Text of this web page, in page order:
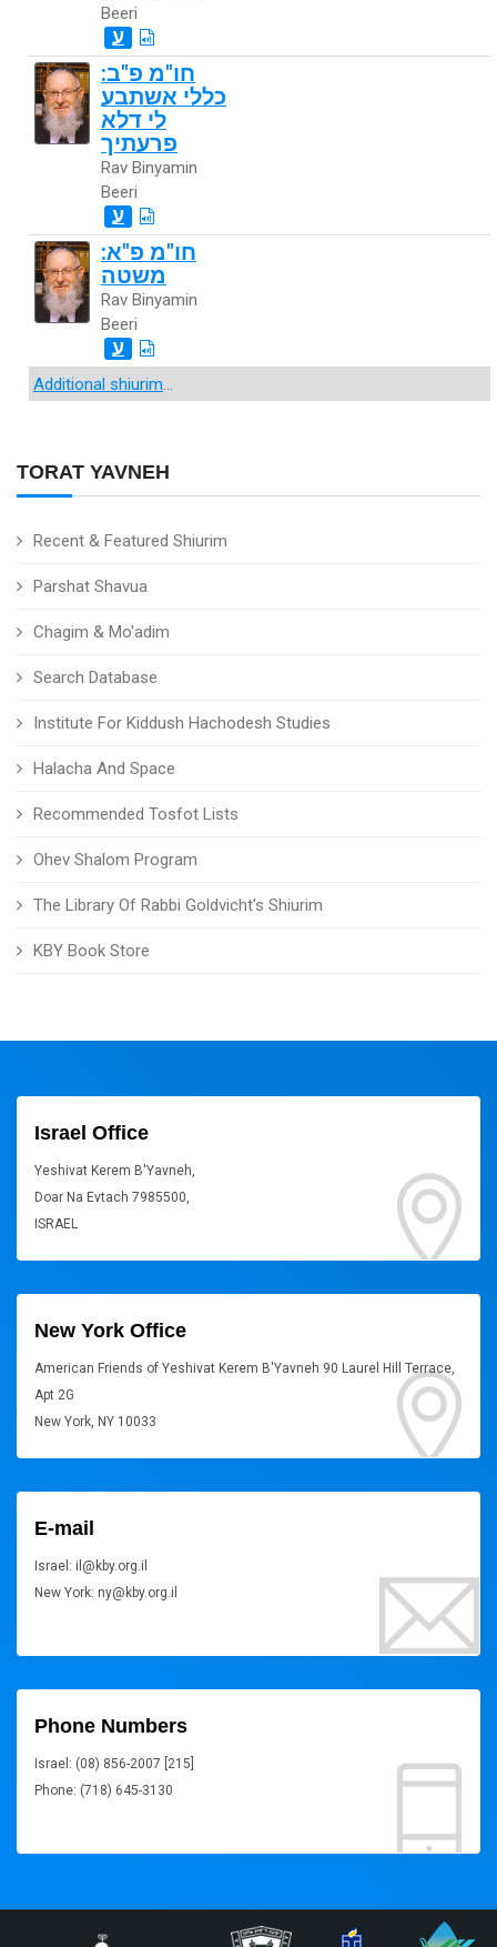
TORAT YAVNEH
Recent & Featured Shiurim
Parshat Shavua
Chagim & Mo'adim
Search Database
Institute For Kiddush Hachodesh Studies
Halacha And Space
Recommended Tosfot Lists
Ohev Shalom Program
The Library Of Rabbi Goldvicht's Shiurim
KBY Book Store
Beeri
ע
חו"מ פ"ב:
כללי אשתבע
לי דלא
פרעתיך
Rav Binyamin
Beeri
ע
חו"מ פ"א:
משטה
Rav Binyamin
Beeri
ע
Additional shiurim...
Israel Office
Yeshivat Kerem B'Yavneh,
Doar Na Evtach 7985500,
ISRAEL
New York Office
American Friends of Yeshivat Kerem B'Yavneh 90 Laurel Hill Terrace,
Apt 2G
New York, NY 10033
E-mail
Israel: il@kby.org.il
New York: ny@kby.org.il
Phone Numbers
Israel: (08) 856-2007 [215]
Phone: (718) 645-3130